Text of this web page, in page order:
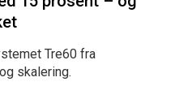
Tre60 fra
skalering.